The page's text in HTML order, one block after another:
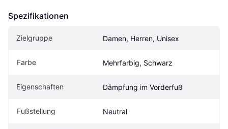
Spezifikationen
Zielgruppe Damen, Herren, Unisex
Farbe Mehrfarbig, Schwarz
Eigenschaften Dämpfung im Vorderfuß
Fußstellung Neutral